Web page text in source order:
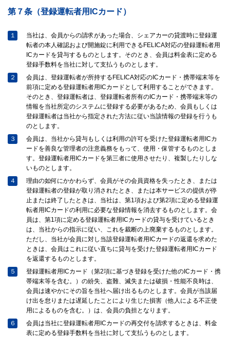
第７条（登録運転者用ICカード）
１
当社は、会員からの請求があった場合、シェアカーの貸渡時に登録運
転者の本人確認および開施錠に利用できるFELICA対応の登録運転者用
ICカードを貸与するものとします。そのとき、会員は料金表に定める
登録手数料を当社に対して支払うものとします。
２
会員は、登録運転者が所持するFELICA対応のICカード・携帯端末等を
前項に定める登録運転者用ICカードとして利用することができます。
そのとき、登録運転者は、登録運転者所有のICカード・携帯端末等の
情報を当社所定のシステムに登録する必要があるため、会員もしくは
登録運転者は当社から指定された方法に従い当該情報の登録を行うも
のとします。
３
会員は、当社から貸与もしくは利用の許可を受けた登録運転者用ICカ
ードを善良な管理者の注意義務をもって、使用・保管するものとしま
す。登録運転者用ICカードを第三者に使用させたり、複製したりしな
いものとします。
４
理由の如何にかかわらず、会員がその会員資格を失ったとき、または
登録運転者の登録が取り消されたとき、または本サービスの提供が停
止または終了したときは、当社は、第1項および第2項に定める登録運
転者用ICカードの利用に必要な登録情報を消去するものとします。会
員は、第1項に定める登録運転者用ICカードの貸与を受けているとき
は、当社からの指示に従い、これを裁断の上廃棄するものとします。
ただし、当社が会員に対し当該登録運転者用ICカードの返還を求めた
ときは、会員はこれに従い直ちに貸与を受けた登録運転者用ICカード
を返還するものとします。
５
登録運転者用ICカード（第2項に基づき登録を受けた他のICカード・携
帯端末等を含む。）の紛失、盗難、滅失または破損・性能不良時は、
会員は速やかにその旨を当社へ届け出るものとします。会員が当該届
け出を怠りまたは遅延したことにより生じた損害（他人による不正使
用によるものを含む。）は、会員の負担となります。
６
会員は当社に登録運転者用ICカードの再交付を請求するときは、料金
表に定める登録手数料を当社に対して支払うものとします。